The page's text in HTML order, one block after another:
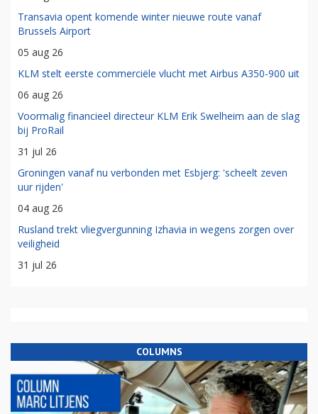
Transavia opent komende winter nieuwe route vanaf
Brussels Airport
05 aug 26
KLM stelt eerste commerciële vlucht met Airbus A350-900 uit
06 aug 26
Voormalig financieel directeur KLM Erik Swelheim aan de slag
bij ProRail
31 jul 26
Groningen vanaf nu verbonden met Esbjerg: 'scheelt zeven
uur rijden'
04 aug 26
Rusland trekt vliegvergunning Izhavia in wegens zorgen over
veiligheid
31 jul 26
COLUMNS